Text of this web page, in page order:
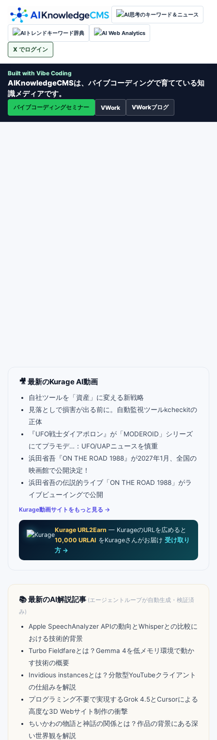
AI思考のキーワード＆ニュース
AIトレンドキーワード辞典 AI Web Analytics
X でログイン
Built with Vibe Coding
AIKnowledgeCMSは、バイブコーディングで育てている知
識メディアです。
バイブコーディングセミナー VWork VWorkブログ
🎥 最新のKurage AI動画
自社ツールを「資産」に変える新戦略
見落としで損害が出る前に。自動監視ツールkcheckitの
正体
『UFO戦士ダイアポロン』が「MODEROID」シリーズ
にてプラモデ…：UFO/UAPニュースを慎重
浜田省吾『ON THE ROAD 1988』が2027年1月、全国の
映画館で公開決定！
浜田省吾の伝説的ライブ「ON THE ROAD 1988」がラ
イブビューイングで公開
Kurage動画サイトをもっと見る →
Kurage URL2Earn — KurageのURLを広めると
10,000 URLAI をKurageさんがお届け 受け取り
方 →
📚 最新のAI解説記事 (エージェントループが自動生成・検証済
み)
Apple SpeechAnalyzer APIの動向とWhisperとの比較に
おける技術的背景
Turbo Fieldfareとは？Gemma 4を低メモリ環境で動か
す技術の概要
Invidious instancesとは？分散型YouTubeクライアント
の仕組みを解説
プログラミング不要で実現するGrok 4.5とCursorによる
高度な3D Webサイト制作の衝撃
ちいかわの物語と神話の関係とは？作品の背景にある深
い世界観を解説